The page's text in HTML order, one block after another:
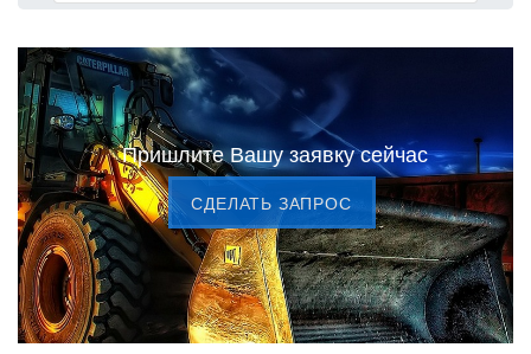
Пришлите Вашу заявку сейчас
CДЕЛАТЬ ЗАПРОС